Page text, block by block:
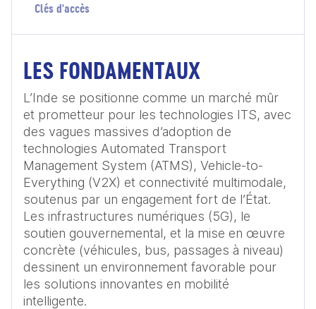
Clés d'accès
LES FONDAMENTAUX
L’Inde se positionne comme un marché mûr
et prometteur pour les technologies ITS, avec
des vagues massives d’adoption de
technologies Automated Transport
Management System (ATMS), Vehicle-to-
Everything (V2X) et connectivité multimodale,
soutenus par un engagement fort de l’État.
Les infrastructures numériques (5G), le
soutien gouvernemental, et la mise en œuvre
concrète (véhicules, bus, passages à niveau)
dessinent un environnement favorable pour
les solutions innovantes en mobilité
intelligente.